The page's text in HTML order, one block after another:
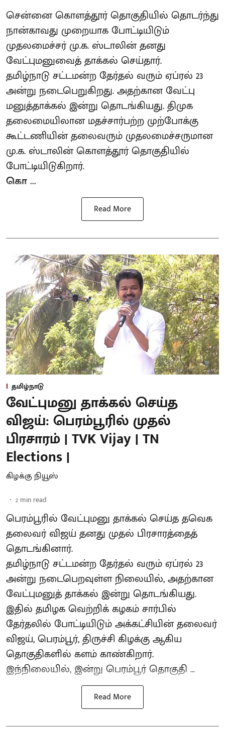
சென்னை கொளத்தூர் தொகுதியில் தொடர்ந்து
நான்காவது முறையாக போட்டியிடும்
முதலமைச்சர் மு.க. ஸ்டாலின் தனது
வேட்புமனுவைத் தாக்கல் செய்தார்.
தமிழ்நாடு சட்டமன்ற தேர்தல் வரும் ஏப்ரல் 23
அன்று நடைபெறுகிறது. அதற்கான வேட்பு
மனுத்தாக்கல் இன்று தொடங்கியது. திமுக
தலைமையிலான மதச்சார்பற்ற முற்போக்கு
கூட்டணியின் தலைவரும் முதலமைச்சருமான
மு.க. ஸ்டாலின் கொளத்தூர் தொகுதியில்
போட்டியிடுகிறார்.
கொ ...
Read More
தமிழ்நாடு
வேட்புமனு தாக்கல் செய்த
விஜய்: பெரம்பூரில் முதல்
பிரசாரம் | TVK Vijay | TN
Elections |
கிழக்கு நியூஸ்
2 min read
பெரம்பூரில் வேட்புமனு தாக்கல் செய்த தவெக
தலைவர் விஜய் தனது முதல் பிரசாரத்தைத்
தொடங்கினார்.
தமிழ்நாடு சட்டமன்ற தேர்தல் வரும் ஏப்ரல் 23
அன்று நடைபெறவுள்ள நிலையில், அதற்கான
வேட்புமனுத் தாக்கல் இன்று தொடங்கியது.
இதில் தமிழக வெற்றிக் கழகம் சார்பில்
தேர்தலில் போட்டியிடும் அக்கட்சியின் தலைவர்
விஜய், பெரம்பூர், திருச்சி கிழக்கு ஆகிய
தொகுதிகளில் களம் காண்கிறார்.
இந்நிலையில், இன்று பெரம்பூர் தொகுதி ...
Read More